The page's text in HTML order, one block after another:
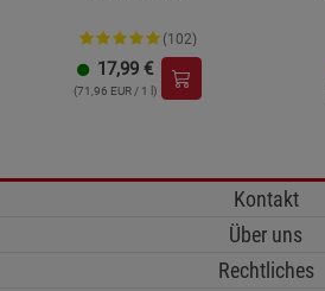
(102)
17,99 €
(71,96 EUR / 1 l)
Kontakt
Über uns
Rechtliches